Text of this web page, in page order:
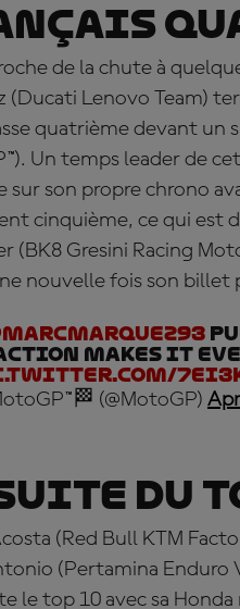
de la chute à
(Ducati Lenovo Team)
quatrième devant un
Un temps leader de
sur son propre chrono
cinquième, ce qui est
(BK8 Gresini Racing
nouvelle fois son billet
makes it
(@MotoGP)
du
(Red Bull KTM
(Pertamina Enduro
le top 10 avec sa